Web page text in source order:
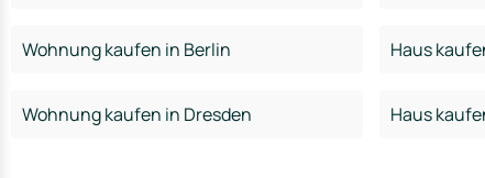
Wohnung kaufen in Berlin Haus
Wohnung kaufen in Dresden Haus